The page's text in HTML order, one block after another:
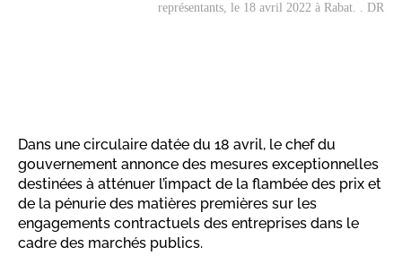
représentants, le 18 avril 2022 à Rabat. . DR
Dans une circulaire datée du 18 avril, le chef du
gouvernement annonce des mesures exceptionnelles
destinées à atténuer l’impact de la flambée des prix et
de la pénurie des matières premières sur les
engagements contractuels des entreprises dans le
cadre des marchés publics.